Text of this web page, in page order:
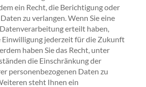
ein Recht, die Berichtigung oder
zu verlangen. Wenn Sie eine
erteilt haben,
Einwilligung jederzeit für die Zukunft
haben Sie das Recht, unter
die Einschränkung der
personenbezogenen Daten zu
steht Ihnen ein